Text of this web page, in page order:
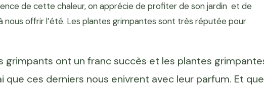
de cette chaleur, on apprécie de profiter de son jardin et de
nous offrir l’été. Les plantes grimpantes sont très réputée pour
grimpants ont un franc succès et les plantes
que ces derniers nous enivrent avec leur parfum. Et que